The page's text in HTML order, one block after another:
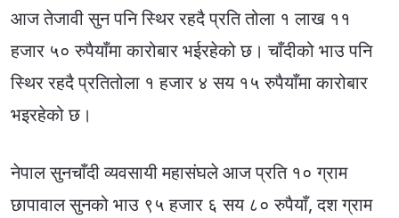
आज तेजावी सुन पनि स्थिर रहदै प्रति तोला १ लाख ११
हजार ५० रुपैयाँमा कारोबार भईरहेको छ। चाँदीको भाउ पनि
स्थिर रहदै प्रतितोला १ हजार ४ सय १५ रुपैयाँमा कारोबार
भइरहेको छ।
नेपाल सुनचाँदी व्यवसायी महासंघले आज प्रति १० ग्राम
छापावाल सुनको भाउ ९५ हजार ६ सय ८० रुपैयाँ, दश ग्राम